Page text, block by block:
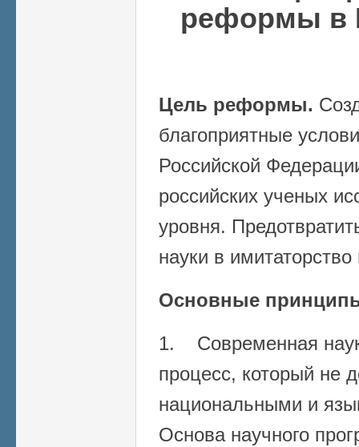
реформы в
Цель реформы.
благоприятные
Российской
российских ученых
уровня.
науки в
Основные
1. Современная
процесс, который не
национальными и
Основа научного